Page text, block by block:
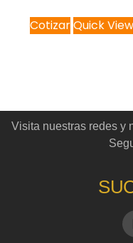
CotizarQuick View
Visita nuestras redes y